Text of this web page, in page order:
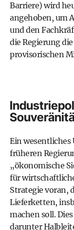
Barriere) wird
angehoben, um
und den
die Regierung
provisorischen
Ein
früheren
„ökonomische
für
Strategie voran,
Lieferketten,
machen soll.
darunter